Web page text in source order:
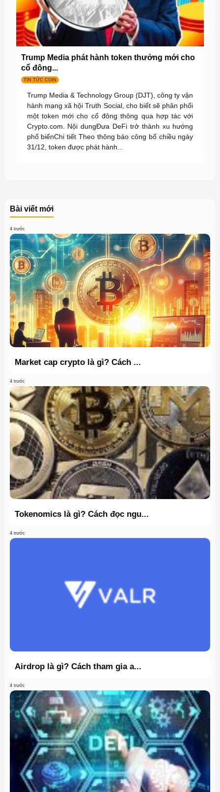
Trump Media phát hành token thưởng mới cho
cổ đông...
TIN TỨC COIN
Trump Media & Technology Group (DJT), công ty vận
hành mạng xã hội Truth Social, cho biết sẽ phân phối
một token mới cho cổ đông thông qua hợp tác với
Crypto.com. Nội dungĐưa DeFi trở thành xu hướng
phổ biếnChi tiết Theo thông báo công bố chiều ngày
31/12, token được phát hành...
Bài viết mới
4 trước
Market cap crypto là gì? Cách ...
4 trước
Tokenomics là gì? Cách đọc ngu...
4 trước
Airdrop là gì? Cách tham gia a...
4 trước